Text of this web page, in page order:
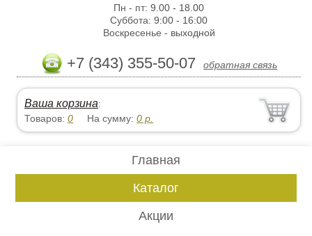
Пн - пт:9.00 - 18.00
Суббота:9:00 - 16:00
Воскресенье - выходной
+7 (343) 355-50-07 обратная связь
Ваша корзина:
Товаров:0 На сумму:0 р.
Главная
Каталог
Акции